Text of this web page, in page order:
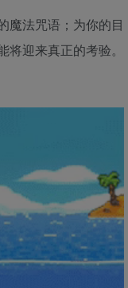
魔法咒语；为你的目
迎来真正的考验。